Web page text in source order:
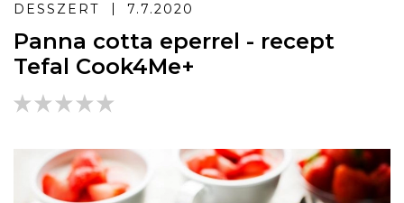
DESSZERT 7.7.2020
Panna cotta eperrel - recept
Tefal Cook4Me+